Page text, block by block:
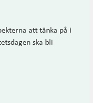
att tänka på i
ska bli